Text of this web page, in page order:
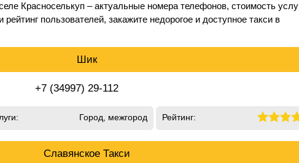
Красноселькуп – актуальные номера телефонов, стоимость
пользователей, закажите недорогое и доступное такси в
Шик
+7 (34997) 29-112
Город, межгород Рейтинг:
Славянское Такси